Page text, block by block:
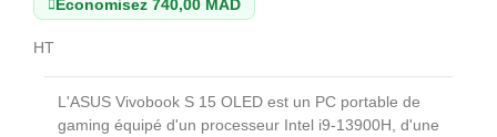
Économisez 740,00 MAD
HT
L'ASUS Vivobook S 15 OLED est un PC portable de
gaming équipé d'un processeur Intel i9-13900H, d'une